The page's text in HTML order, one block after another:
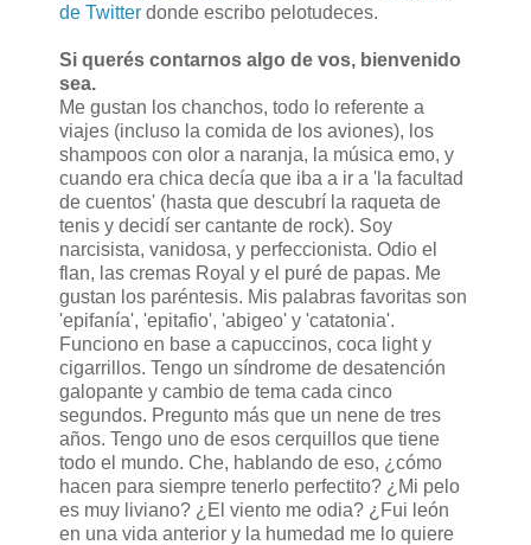
de Twitter donde escribo pelotudeces.
Si querés contarnos algo de vos, bienvenido
sea.
Me gustan los chanchos, todo lo referente a
viajes (incluso la comida de los aviones), los
shampoos con olor a naranja, la música emo, y
cuando era chica decía que iba a ir a 'la facultad
de cuentos' (hasta que descubrí la raqueta de
tenis y decidí ser cantante de rock). Soy
narcisista, vanidosa, y perfeccionista. Odio el
flan, las cremas Royal y el puré de papas. Me
gustan los paréntesis. Mis palabras favoritas son
'epifanía', 'epitafio', 'abigeo' y 'catatonia'.
Funciono en base a capuccinos, coca light y
cigarrillos. Tengo un síndrome de desatención
galopante y cambio de tema cada cinco
segundos. Pregunto más que un nene de tres
años. Tengo uno de esos cerquillos que tiene
todo el mundo. Che, hablando de eso, ¿cómo
hacen para siempre tenerlo perfectito? ¿Mi pelo
es muy liviano? ¿El viento me odia? ¿Fui león
en una vida anterior y la humedad me lo quiere